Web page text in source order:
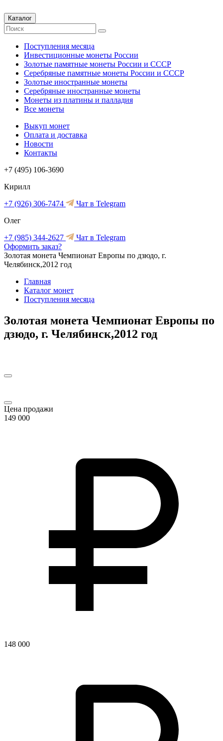
Каталог
Поступления месяца
Инвестиционные монеты России
Золотые памятные монеты России и СССР
Серебряные памятные монеты России и СССР
Золотые иностранные монеты
Серебряные иностранные монеты
Монеты из платины и палладия
Все монеты
Выкуп монет
Оплата и доставка
Новости
Контакты
+7 (495) 106-3690
Кирилл
+7 (926) 306-7474
Чат в Telegram
Олег
+7 (985) 344-2627
Чат в Telegram
Оформить заказ?
Золотая монета Чемпионат Европы по дзюдо, г.
Челябинск,2012 год
Главная
Каталог монет
Поступления месяца
Золотая монета Чемпионат Европы по
дзюдо, г. Челябинск,2012 год
Цена продажи
149 000
148 000